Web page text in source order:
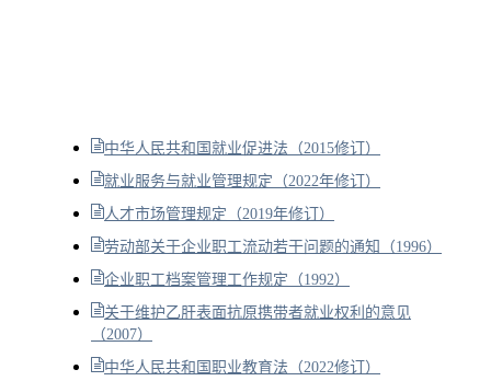
中华人民共和国就业促进法（2015修订）
就业服务与就业管理规定（2022年修订）
人才市场管理规定（2019年修订）
劳动部关于企业职工流动若干问题的通知（1996）
企业职工档案管理工作规定（1992）
关于维护乙肝表面抗原携带者就业权利的意见
（2007）
中华人民共和国职业教育法（2022修订）